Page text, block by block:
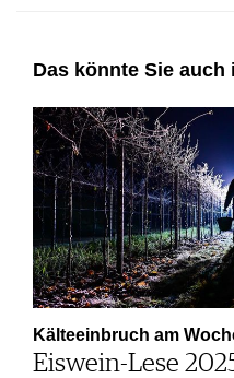
Das könnte Sie auch
Kälteeinbruch am
Eiswein-Lese